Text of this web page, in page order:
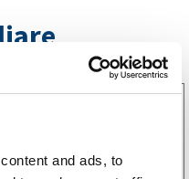
and ads, to